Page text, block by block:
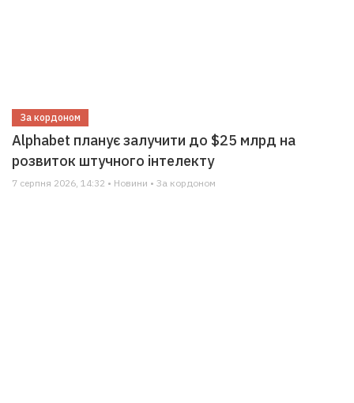
За кордоном
Alphabet планує залучити до $25 млрд на
розвиток штучного інтелекту
7 серпня 2026, 14:32 • Новини • За кордоном